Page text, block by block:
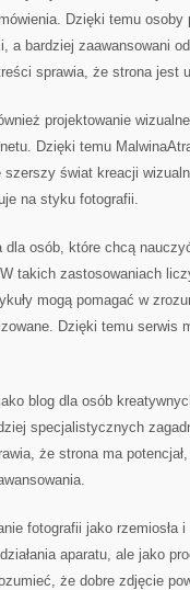
Dzięki temu osoby
a bardziej zaawansowani
sprawia, że strona jest
projektowanie
Dzięki temu
świat kreacji
na styku fotografii.
osób, które chcą
takich zastosowaniach
mogą pomagać w
Dzięki temu serwis
blog dla osób
specjalistycznych
że strona ma
fotografii jako rzemiosła
aparatu, ale jako
że dobre zdjęcie